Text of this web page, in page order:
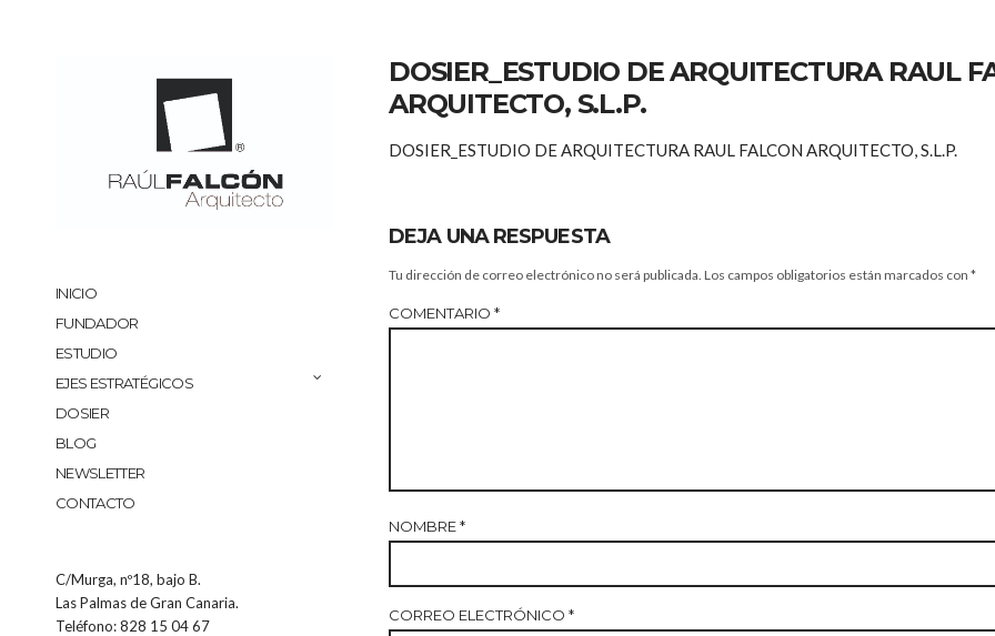
INICIO
FUNDADOR
ESTUDIO
EJES ESTRATÉGICOS
DOSIER
BLOG
NEWSLETTER
CONTACTO
C/Murga, nº18, bajo B.
Las Palmas de Gran Canaria.
Teléfono: 828 15 04 67
DOSIER_ESTUDIO DE ARQUITECTURA RAUL
ARQUITECTO, S.L.P.
DOSIER_ESTUDIO DE ARQUITECTURA RAUL FALCON ARQUITECTO, S.L.P.
DEJA UNA RESPUESTA
Tu dirección de correo electrónico no será publicada. Los campos obligatorios están marcados con *
COMENTARIO *
NOMBRE*
CORREO ELECTRÓNICO *